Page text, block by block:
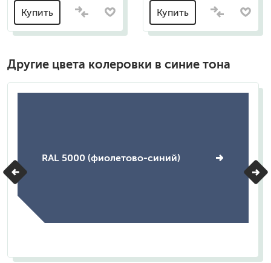
Купить Купить
Другие цвета колеровки в синие тона
RAL 5000 (фиолетово-синий)